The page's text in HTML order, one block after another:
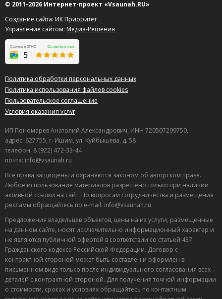
© 2011-2026 Интернет-проект «Vsaunah.RU»
Создание сайта: ИК Приоритет
Управление сайтом: Медиа-Решения
Политика обработки персональных данных
Политика использования файлов cookies
Пользовательское соглашение
Условия оказания услуг
ИП Пономарев Анатолий Александрович, ИНН 720507299750,
адрес: 627755, г. Ишим, ул. Куйбышева, д. 58
телефон: 8 (922) 472-33-44
почта: info@vsaunah.ru
Все права защищены и охраняются законом об авторском праве.
Любое использование материалов разрешено только при наличии
активной ссылки на сайт. По вопросам сотрудничества и размещения
рекламы обращайтесь по e-mail: info@vsaunah.ru
Предложения владельцев объектов, цены на их услуги, размещенные
на данном сайте, носят исключительно информационный характер и
не являются публичной офертой в соответствии со статьей 437
Гражданского кодекса Российской Федерации. Договор с
контрактной стороной может быть составлен и оформлен в
письменном виде только после индивидуального согласования всех
деталей с контрактной стороной. Для получения точной информации
о стоимости, сроках и условиях обращайтесь по контактным